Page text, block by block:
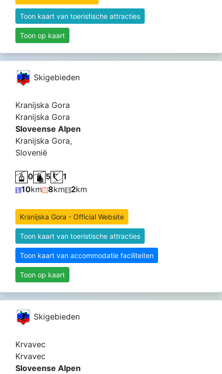
Toon kaart van toeristische attracties
Toon op kaart
Skigebieden
Kranijska Gora
Kranijska Gora
Sloveense Alpen
Kranijska Gora,
Slovenië
0 5
1
10km 8km 2km
Kranijska Gora - Official Website
Toon kaart van toeristische attracties
Toon kaart van accommodatie faciliteiten
Toon op kaart
Skigebieden
Krvavec
Krvavec
Sloveense Alpen